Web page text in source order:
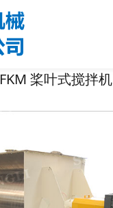
FKM 桨叶式搅拌机